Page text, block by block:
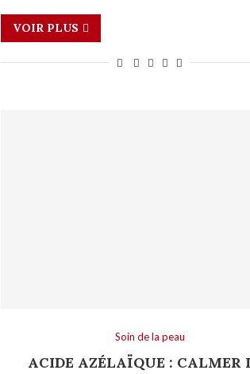
VOIR PLUS
Soin de la peau
ACIDE AZÉLAÏQUE : CALMER